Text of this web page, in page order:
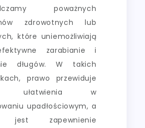
poważnych
zdrowotnych lub
które uniemożliwiają
zarabianie i
długów. W takich
prawo przewiduje
ułatwienia w
upadłościowym, a
jest zapewnienie